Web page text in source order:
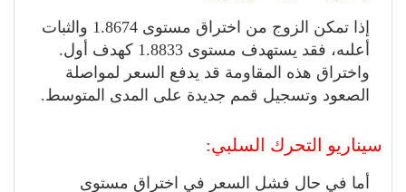
إذا تمكن الزوج من اختراق مستوى 1.8674 والثبات
أعلىه، فقد يستهدف مستوى 1.8833 كهدف أول.
واختراق هذه المقاومة قد يدفع السعر لمواصلة
الصعود وتسجيل قمم جديدة على المدى المتوسط.
سيناريو التحرك السلبي:
أما في حال فشل السعر في اختراق مستوى